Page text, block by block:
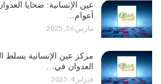
أعوام…
مارس 26, 2025
مركز عين الإنسانية يسلط
العدوان في…
فبراير 4, 2025